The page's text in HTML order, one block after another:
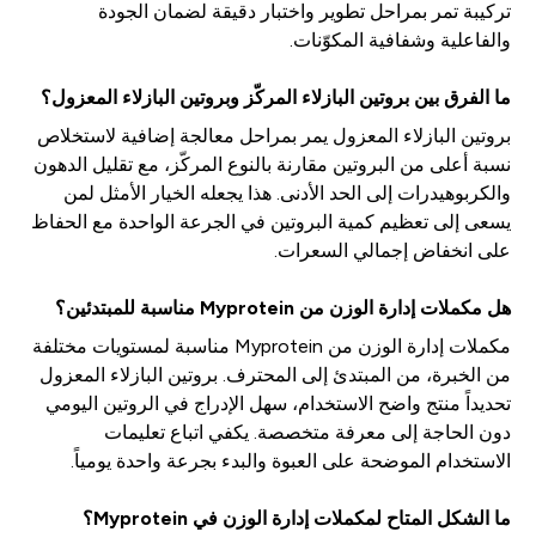
تركيبة تمر بمراحل تطوير واختبار دقيقة لضمان الجودة
والفاعلية وشفافية المكوّنات.
ما الفرق بين بروتين البازلاء المركّز وبروتين البازلاء المعزول؟
بروتين البازلاء المعزول يمر بمراحل معالجة إضافية لاستخلاص
نسبة أعلى من البروتين مقارنة بالنوع المركّز، مع تقليل الدهون
والكربوهيدرات إلى الحد الأدنى. هذا يجعله الخيار الأمثل لمن
يسعى إلى تعظيم كمية البروتين في الجرعة الواحدة مع الحفاظ
على انخفاض إجمالي السعرات.
هل مكملات إدارة الوزن من Myprotein مناسبة للمبتدئين؟
مكملات إدارة الوزن من Myprotein مناسبة لمستويات مختلفة
من الخبرة، من المبتدئ إلى المحترف. بروتين البازلاء المعزول
تحديداً منتج واضح الاستخدام، سهل الإدراج في الروتين اليومي
دون الحاجة إلى معرفة متخصصة. يكفي اتباع تعليمات
الاستخدام الموضحة على العبوة والبدء بجرعة واحدة يومياً.
ما الشكل المتاح لمكملات إدارة الوزن في Myprotein؟